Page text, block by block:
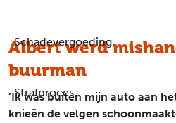
Schadevergoeding
Strafproces
Albert werd
buurman
‘Ik was buiten mijn auto aan
knieën de velgen